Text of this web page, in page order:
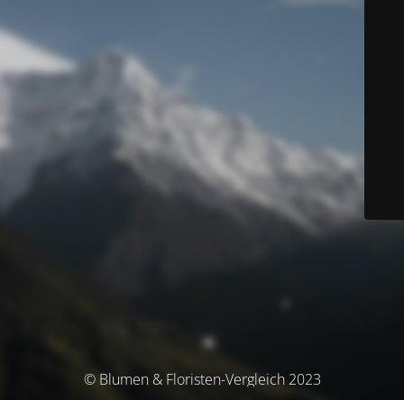
© Blumen & Floristen-Vergleich 2023